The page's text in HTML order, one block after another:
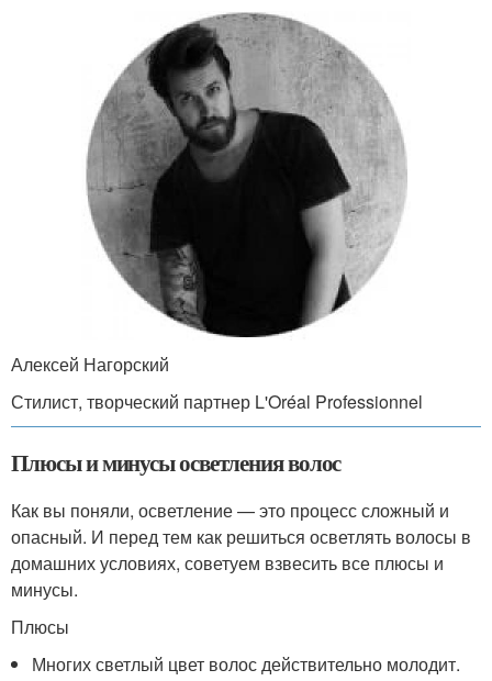
Алексей Нагорский
Стилист, творческий партнер L'Oréal Professionnel
Плюсы и минусы осветления волос
Как вы поняли, осветление — это процесс сложный и
опасный. И перед тем как решиться осветлять волосы в
домашних условиях, советуем взвесить все плюсы и
минусы.
Плюсы
Многих светлый цвет волос действительно молодит.